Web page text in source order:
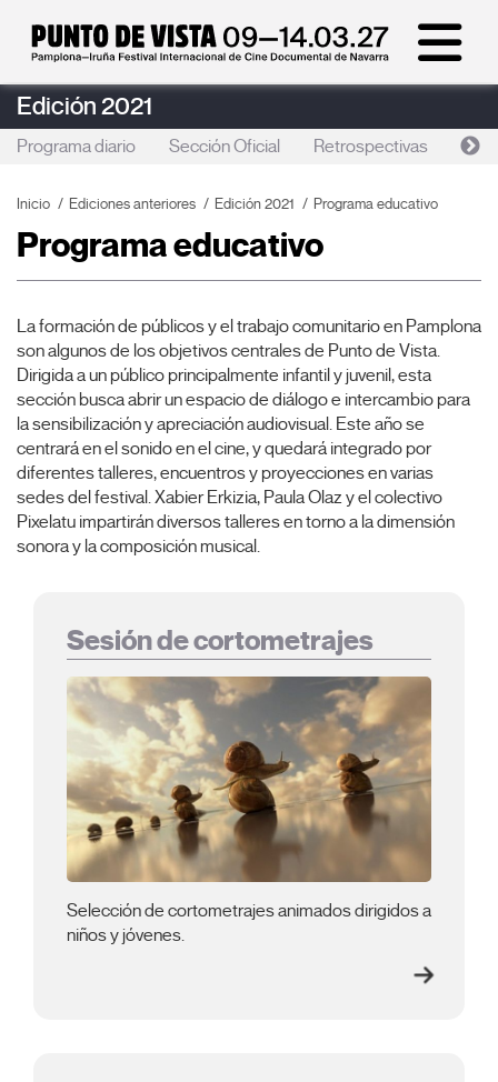
Edición 2021
Programa diario Sección Oficial Retrospectivas
Inicio Ediciones anteriores Edición 2021 Programa educativo
Programa educativo
La formación de públicos y el trabajo comunitario en Pamplona
son algunos de los objetivos centrales de Punto de Vista.
Dirigida a un público principalmente infantil y juvenil, esta
sección busca abrir un espacio de diálogo e intercambio para
la sensibilización y apreciación audiovisual. Este año se
centrará en el sonido en el cine, y quedará integrado por
diferentes talleres, encuentros y proyecciones en varias
sedes del festival. Xabier Erkizia, Paula Olaz y el colectivo
Pixelatu impartirán diversos talleres en torno a la dimensión
sonora y la composición musical.
Sesión de cortometrajes
Selección de cortometrajes animados dirigidos a
niños y jóvenes.